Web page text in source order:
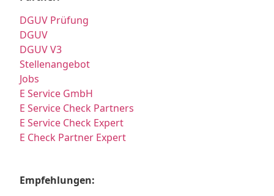
DGUV Prüfung
DGUV
DGUV V3
Stellenangebot
Jobs
E Service GmbH
E Service Check Partners
E Service Check Expert
E Check Partner Expert
Empfehlungen: